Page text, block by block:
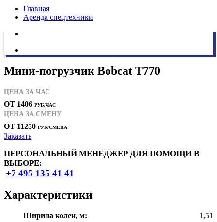
Главная
Аренда спецтехники
Мини-погрузчик Bobcat Т770
ЦЕНА ЗА ЧАС
ОТ 1406 РУБ/ЧАС
ЦЕНА ЗА СМЕНУ
ОТ 11250 РУБ/СМЕНА
Заказать
ПЕРСОНАЛЬНЫЙ МЕНЕДЖЕР ДЛЯ ПОМОЩИ В
ВЫБОРЕ:
+7 495 135 41 41
Характеристики
Ширина колеи, м: 1,51